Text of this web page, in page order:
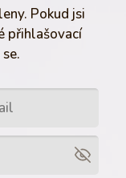
Pokud jsi
přihlašovací